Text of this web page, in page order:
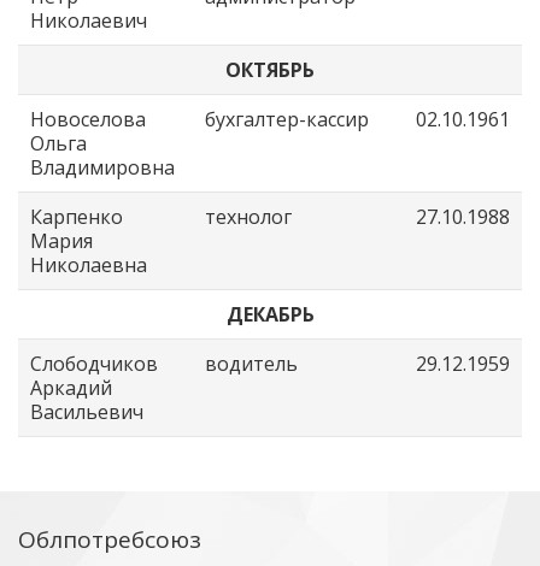
Николаевич
ОКТЯБРЬ
Новоселова
Ольга
Владимировна
бухгалтер-кассир 02.10.1961
Карпенко
Мария
Николаевна
технолог 27.10.1988
ДЕКАБРЬ
Слободчиков
Аркадий
Васильевич
водитель 29.12.1959
Облпотребсоюз